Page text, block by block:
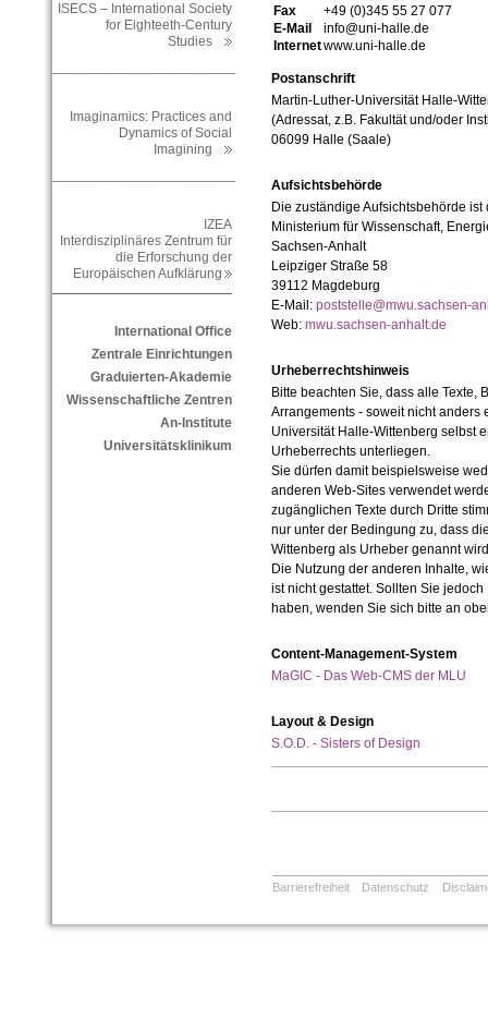
ISECS – International Society
for Eighteeth-Century
Studies
Imaginamics: Practices and
Dynamics of Social
Imagining
IZEA
Interdisziplinäres Zentrum für
die Erforschung der
Europäischen Aufklärung
International Office
Zentrale Einrichtungen
Graduierten-Akademie
Wissenschaftliche Zentren
An-Institute
Universitätsklinikum
Fax
+49 (0)345 55 27 077
E-Mail
info@uni-halle.de
Internetwww.uni-halle.de
Postanschrift
Martin-Luther-Universität Halle-
(Adressat, z.B. Fakultät und/oder
06099 Halle (Saale)
Aufsichtsbehörde
Die zuständige Aufsichtsbehörde ist
Ministerium für Wissenschaft,
Sachsen-Anhalt
Leipziger Straße 58
39112 Magdeburg
E-Mail: poststelle@mwu.sachsen-
Web: mwu.sachsen-anhalt.de
Urheberrechtshinweis
Bitte beachten Sie, dass alle Texte,
Arrangements - soweit nicht anders
Universität Halle-Wittenberg selbst
Urheberrechts unterliegen.
Sie dürfen damit beispielsweise
anderen Web-Sites verwendet
zugänglichen Texte durch Dritte
nur unter der Bedingung zu, dass
Wittenberg als Urheber genannt
Die Nutzung der anderen Inhalte,
ist nicht gestattet. Sollten Sie
haben, wenden Sie sich bitte an
Content-Management-System
MaGIC - Das Web-CMS der MLU
Layout & Design
S.O.D. - Sisters of Design
Barrierefreiheit Datenschutz